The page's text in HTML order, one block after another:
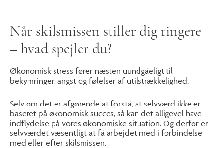
Når skilsmissen stiller dig ringere
– hvad spejler du?
Økonomisk stress fører næsten uundgåeligt til
bekymringer, angst og følelser af utilstrækkelighed.
Selv om det er afgørende at forstå, at selvværd ikke er
baseret på økonomisk succes, så kan det alligevel have
indflydelse på vores økonomiske situation. Og derfor er
selvværdet væsentligt at få arbejdet med i forbindelse
med eller efter skilsmissen.